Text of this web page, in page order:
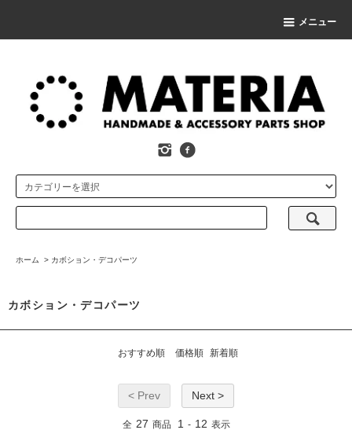
メニュー
ホーム > カボション・デコパーツ
カボション・デコパーツ
おすすめ順 価格順 新着順
< Prev Next >
全 27 商品 1 - 12 表示